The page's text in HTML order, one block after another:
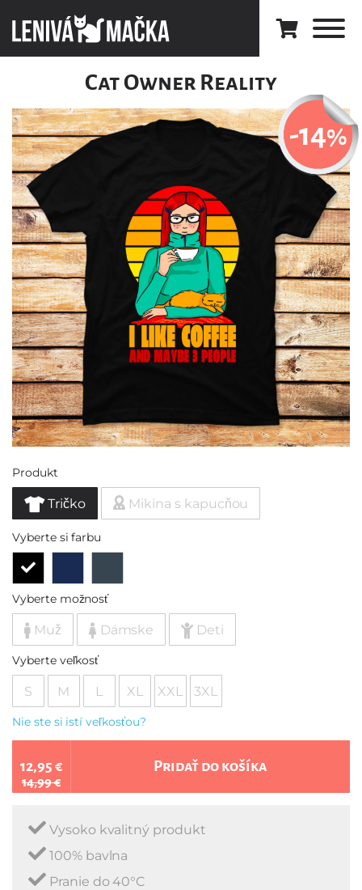
Cat Owner Reality
-14%
Produkt
Tričko Mikina s kapucňou
Vyberte si farbu
Vyberte možnosť
Muž Dámske Deti
Vyberte veľkosť
S M L XL XXL 3XL
Nie ste si istí veľkosťou?
12,95 €
14,99 €
Pridať do košíka
Vysoko kvalitný produkt
100% bavlna
Pranie do 40°C